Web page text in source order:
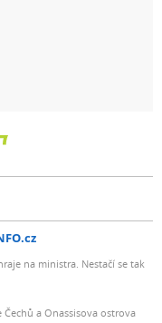
na ministra. Nestačí se tak
a Onassisova ostrova